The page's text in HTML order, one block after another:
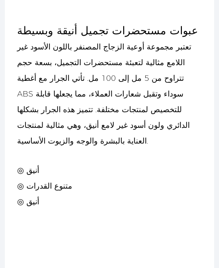
تعتبر مجموعة أوعية الزجاج المصنفر باللون الأسود غير
اللامع مثالية لتعبئة مستحضرات التجميل، بسعة حجم
تتراوح من 5 مل إلى 100 مل. تأتي الجرار مع أغطية
ABS سوداء وتقبل شعارات العملاء، مما يجعلها قابلة
للتخصيص لمنتجات مختلفة. تتميز هذه الجرار بشكلها
الدائري ولون أسود غير لامع أنيق، وهي مثالية لمنتجات
العناية بالبشرة والوجه والزيوت الأساسية.
◎ متنوع القدرات
◎ أنيق